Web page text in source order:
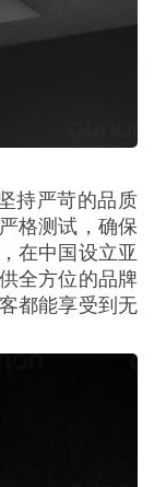
持严苛的品质
格测试，确保
在中国设立亚
全方位的品牌
都能享受到无